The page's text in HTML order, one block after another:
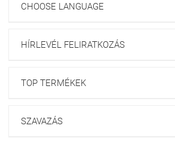
CHOOSE LANGUAGE
HÍRLEVÉL FELIRATKOZÁS
TOP TERMÉKEK
SZAVAZÁS